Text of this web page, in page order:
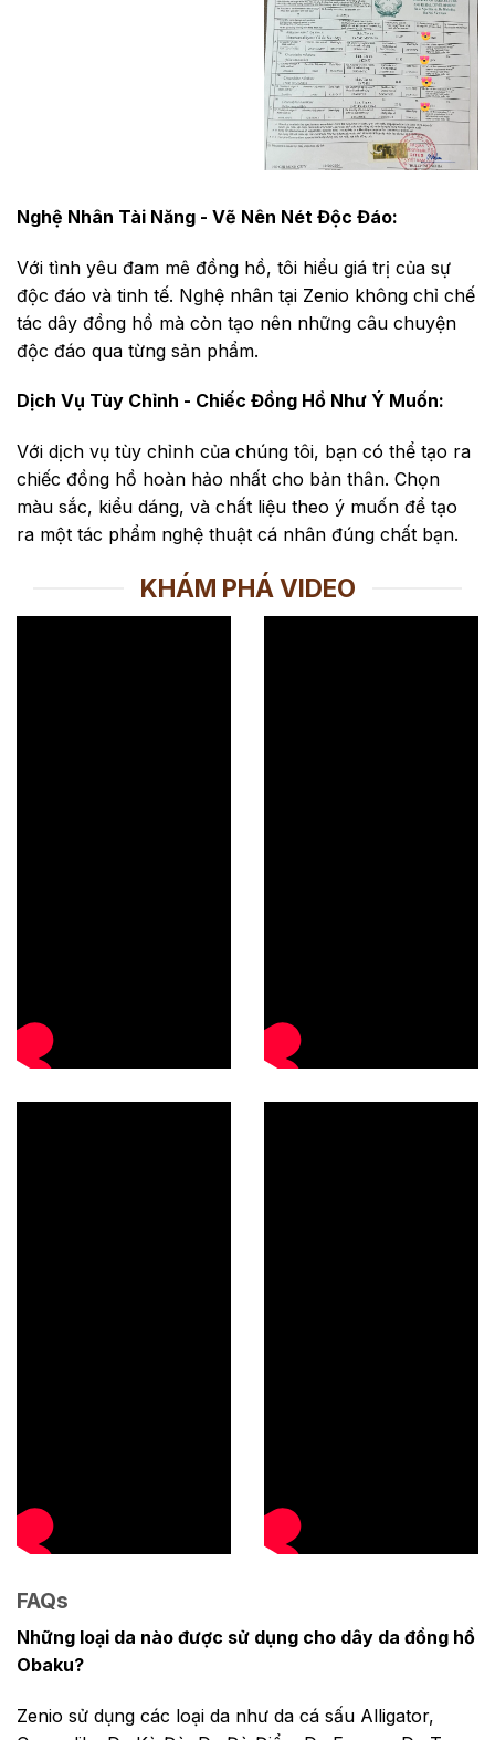
Nghệ Nhân Tài Năng - Vẽ Nên Nét Độc Đáo:
Với tình yêu đam mê đồng hồ, tôi hiểu giá trị của sự
độc đáo và tinh tế. Nghệ nhân tại Zenio không chỉ chế
tác dây đồng hồ mà còn tạo nên những câu chuyện
độc đáo qua từng sản phẩm.
Dịch Vụ Tùy Chỉnh - Chiếc Đồng Hồ Như Ý Muốn:
Với dịch vụ tùy chỉnh của chúng tôi, bạn có thể tạo ra
chiếc đồng hồ hoàn hảo nhất cho bản thân. Chọn
màu sắc, kiểu dáng, và chất liệu theo ý muốn để tạo
ra một tác phẩm nghệ thuật cá nhân đúng chất bạn.
KHÁM PHÁ VIDEO
FAQs
Những loại da nào được sử dụng cho dây da đồng hồ
Obaku?
Zenio sử dụng các loại da như da cá sấu Alligator,